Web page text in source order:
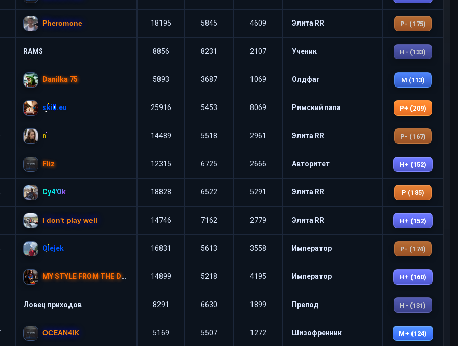
Pheromone 18195 5845 4609 Элита RR P- (175)
RAM$ 8856 8231 2107 Ученик H- (133)
Danilka 75 5893 3687 1069 Олдфаг M (113)
skill.eu 25916 5453 8069 Римский папа P+ (209)
n 14489 5518 2961 Элита RR P- (167)
Fliz 12315 6725 2666 Авторитет H+ (152)
Cy4'Ok 18828 6522 5291 Элита RR P (185)
I don't play well 14746 7162 2779 Элита RR H+ (152)
Olejek 16831 5613 3558 Император P- (174)
MY STYLE FROM THE DARK SIDE 14899 5218 4195 Император H+ (160)
Ловец приходов 8291 6630 1899 Препод H- (131)
OCEAN4IK 5169 5507 1272 Шизофренник M+ (124)